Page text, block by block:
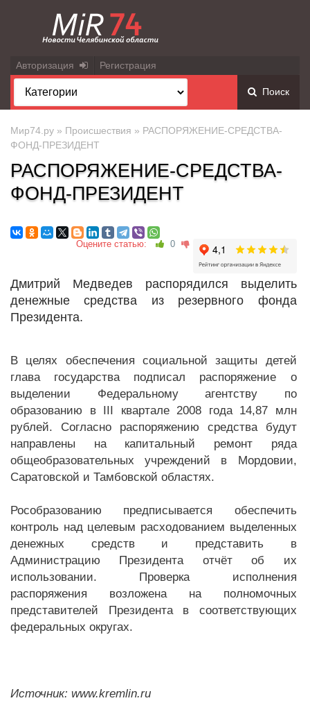
Авторизация Регистрация
Поиск
Мир74.ру » Происшествия » РАСПОРЯЖЕНИЕ-СРЕДСТВА-
ФОНД-ПРЕЗИДЕНТ
РАСПОРЯЖЕНИЕ-СРЕДСТВА-
ФОНД-ПРЕЗИДЕНТ
Оцените статью: 0
Дмитрий Медведев распорядился выделить
денежные средства из резервного фонда
Президента.
В целях обеспечения социальной защиты детей
глава государства подписал распоряжение о
выделении Федеральному агентству по
образованию в III квартале 2008 года 14,87 млн
рублей. Согласно распоряжению средства будут
направлены на капитальный ремонт ряда
общеобразовательных учреждений в Мордовии,
Саратовской и Тамбовской областях.
Рособразованию предписывается обеспечить
контроль над целевым расходованием выделенных
денежных средств и представить в
Администрацию Президента отчёт об их
использовании. Проверка исполнения
распоряжения возложена на полномочных
представителей Президента в соответствующих
федеральных округах.
Источник: www.kremlin.ru